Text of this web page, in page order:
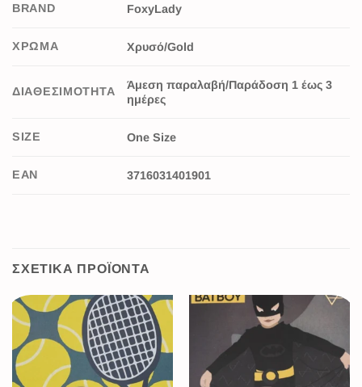
BRAND FoxyLady
ΧΡΩΜΑ Χρυσό/Gold
ΔΙΑΘΕΣΙΜΟΤΗΤΑ
Άμεση παραλαβή/Παράδοση 1 έως 3
ημέρες
SIZE One Size
EAN 3716031401901
ΣΧΕΤΙΚΆ ΠΡΟΪΌΝΤΑ